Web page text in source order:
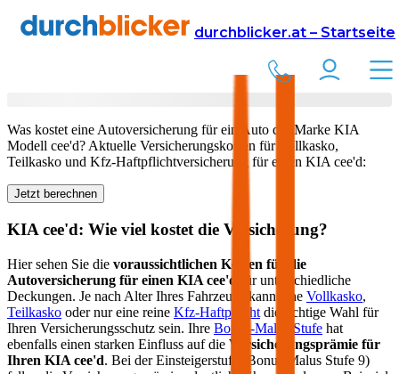
durchblicker.at – Startseite
Versicherung Autoversicherung KIA
KIA cee'd in Österreich
Was kostet eine Autoversicherung für ein Auto der Marke KIA
Modell cee'd? Aktuelle Versicherungskosten für Vollkasko,
Teilkasko und Kfz-Haftpflichtversicherung für einen KIA cee'd:
Jetzt berechnen
KIA cee'd: Wie viel kostet die Versicherung?
Hier sehen Sie die voraussichtlichen Kosten für die
Autoversicherung für einen KIA cee'd
für unterschiedliche
Deckungen. Je nach Alter Ihres Fahrzeugs kann eine Vollkasko,
Teilkasko oder nur eine reine Kfz-Haftpflicht die richtige Wahl für
Ihren Versicherungsschutz sein. Ihre Bonus-Malus Stufe hat
ebenfalls einen starken Einfluss auf die Versicherungsprämie für
Ihren KIA cee'd. Bei der Einsteigerstufe (Bonus Malus Stufe 9)